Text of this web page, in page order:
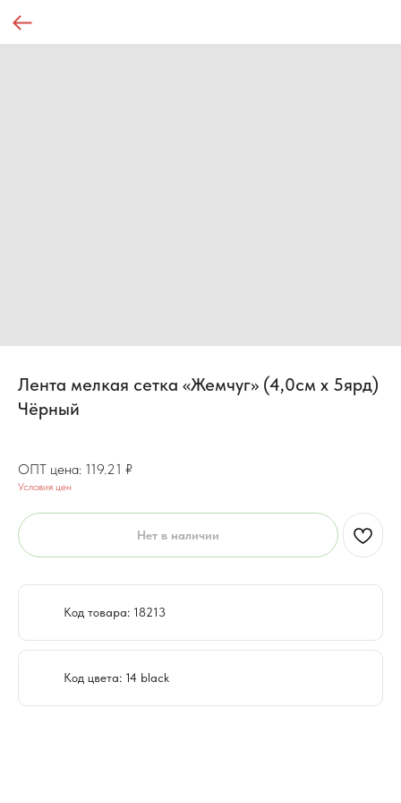
Лента мелкая сетка «Жемчуг» (4,0см х 5ярд)
Чёрный
119.21 ₽
Условия цен
Нет в наличии
Код товара: 18213
Код цвета: 14 black